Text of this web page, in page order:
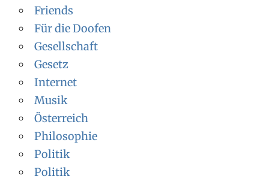
Friends
Für die Doofen
Gesellschaft
Gesetz
Internet
Musik
Österreich
Philosophie
Politik
Politik